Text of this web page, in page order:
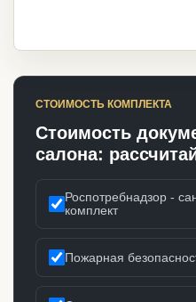
СТОИМОСТЬ КОМПЛЕКТА
Стоимость
салона:
Роспотребнадзор -
комплект
Пожарная